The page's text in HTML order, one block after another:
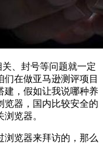
、封号等问题就一定
在做亚马逊测评项目
建，假如让我说哪种养
览器，国内比较安全的
览器。
览器来拜访的，那么